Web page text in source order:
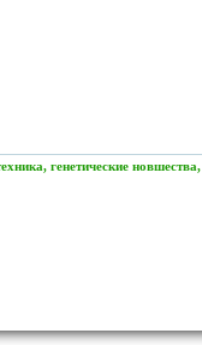
генетические